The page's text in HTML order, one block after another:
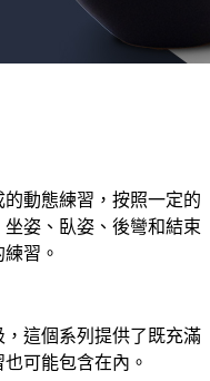
動態練習，按照一定的
姿、臥姿、後彎和結束
習。
這個系列提供了既充滿
可能包含在內。